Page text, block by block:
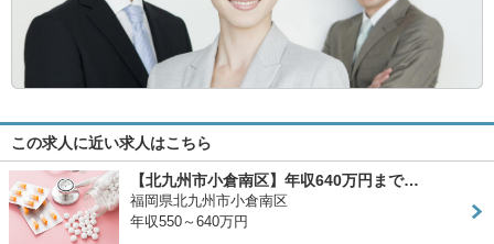
この求人に近い求人はこちら
【北九州市小倉南区】年収640万円まで…
福岡県北九州市小倉南区
年収550～640万円